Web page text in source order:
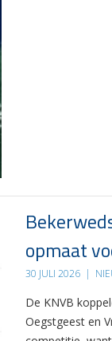
opmaat
30 JULI 2026 |
De KNVB
Oegstgeest en